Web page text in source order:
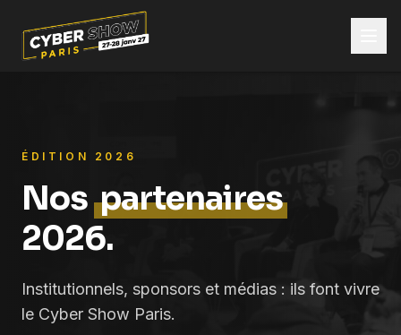
ÉDITION 2026
Nospartenaires
2026.
Institutionnels, sponsors et médias : ils font vivre
le Cyber Show Paris.